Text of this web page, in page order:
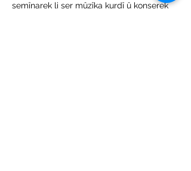
semînarek li ser mûzîka kurdî û konserek